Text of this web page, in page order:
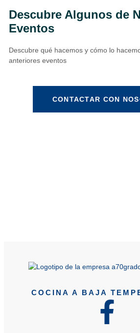
Descubre Algunos de
Eventos
Descubre qué hacemos y cómo lo
anteriores eventos
CONTACTAR CON
COCINA A BAJA